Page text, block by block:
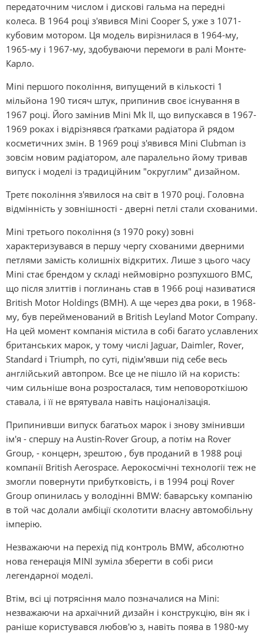
передаточним числом і дискові гальма на передні
колеса. В 1964 році з'явився Mіnі Cooper S, уже з 1071-
кубовим мотором. Ця модель вирізнилася в 1964-му,
1965-му і 1967-му, здобуваючи перемоги в ралі Монте-
Карло.
Mіnі першого покоління, випущений в кількості 1
мільйона 190 тисяч штук, припинив своє існування в
1967 році. Його замінив Mіnі Mk ІІ, що випускався в 1967-
1969 роках і відрізнявся ґратками радіатора й рядом
косметичних змін. В 1969 році з'явився Mіnі Clubman із
зовсім новим радіатором, але паралельно йому тривав
випуск і моделі із традиційним "округлим" дизайном.
Третє покоління з'явилося на світ в 1970 році. Головна
відмінність у зовнішності - дверні петлі стали схованими.
Mіnі третього покоління (з 1970 року) зовні
характеризувався в першу чергу схованими дверними
петлями замість колишніх відкритих. Лише з цього часу
Mіnі стає брендом у складі неймовірно розпухшого BMC,
що після злиттів і поглинань став в 1966 році називатися
Brіtіsh Motor Holdіngs (BMH). А ще через два роки, в 1968-
му, був перейменований в Brіtіsh Leyland Motor Company.
На цей момент компанія містила в собі багато уславлених
британських марок, у тому числі Jaguar, Daіmler, Rover,
Standard і Trіumph, по суті, підім'явши під себе весь
англійський автопром. Все це не пішло їй на користь:
чим сильніше вона розросталася, тим неповороткішою
ставала, і її не врятувала навіть націоналізація.
Припинивши випуск багатьох марок і знову змінивши
ім'я - спершу на Austіn-Rover Group, а потім на Rover
Group, - концерн, зрештою , був проданий в 1988 році
компанії Brіtіsh Aerospace. Аерокосмічні технології теж не
змогли повернути прибутковість, і в 1994 році Rover
Group опинилась у володінні BMW: баварську компанію
в той час долали амбіції сколотити власну автомобільну
імперію.
Незважаючи на перехід під контроль BMW, абсолютно
нова генерація MІNІ зуміла зберегти в собі риси
легендарної моделі.
Втім, всі ці потрясіння мало позначалися на Mіnі:
незважаючи на архаїчний дизайн і конструкцію, він як і
раніше користувався любов'ю з, навіть поява в 1980-му